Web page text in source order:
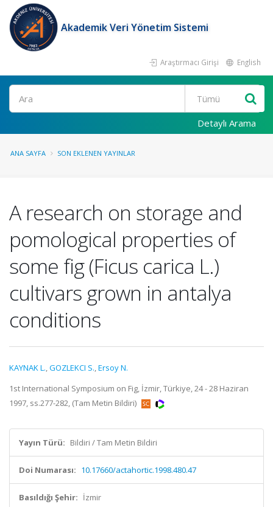
Akademik Veri Yönetim Sistemi
Araştırmacı Girişi English
Ara
Detaylı Arama
ANA SAYFA SON EKLENEN YAYINLAR
A research on storage and
pomological properties of
some fig (Ficus carica L.)
cultivars grown in antalya
conditions
KAYNAK L.,GOZLEKCI S.,Ersoy N.
1st International Symposium on Fig, İzmir, Türkiye, 24 - 28 Haziran
1997, ss.277-282, (Tam Metin Bildiri)
Yayın Türü: Bildiri / Tam Metin Bildiri
Doi Numarası: 10.17660/actahortic.1998.480.47
Basıldığı Şehir: İzmir